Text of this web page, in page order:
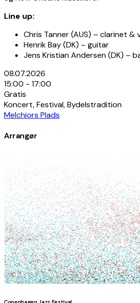
Line up:
Chris Tanner (AUS) – clarinet &
Henrik Bay (DK) – guitar
Jens Kristian Andersen (DK) –
08.07.2026
15:00 - 17:00
Gratis
Koncert, Festival, Bydelstradition
Melchiors Plads
Arrangør